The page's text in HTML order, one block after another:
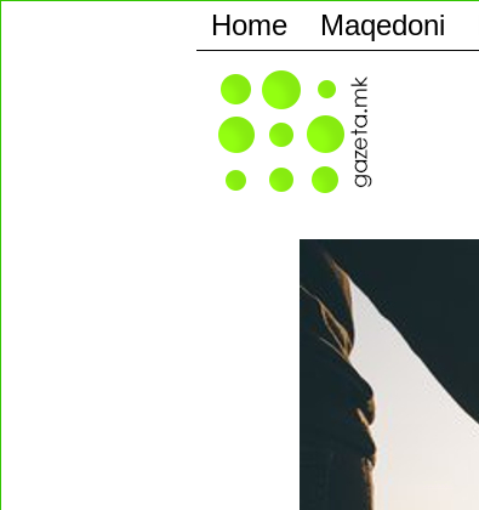
Home Maqedoni